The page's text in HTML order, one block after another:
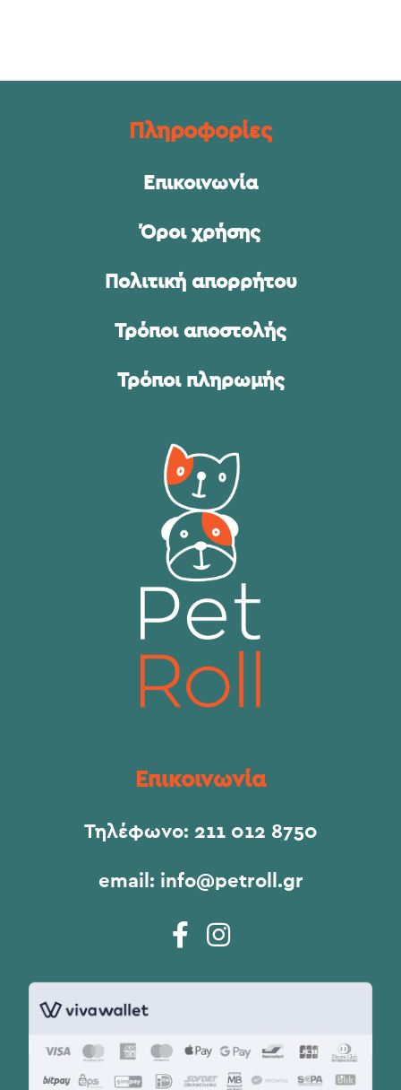
Πληροφορίες
Επικοινωνία
Όροι χρήσης
Πολιτική απορρήτου
Τρόποι αποστολής
Τρόποι πληρωμής
Επικοινωνία
Τηλέφωνο: 211 012 8750
email: info@petroll.gr